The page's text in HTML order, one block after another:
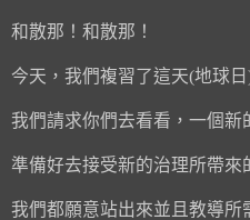
和散那！和散那！
今天，我們複習了這天(地球日
我們請求你們去看看，一個新
準備好去接受新的治理所帶來
我們都願意站出來並且教導所